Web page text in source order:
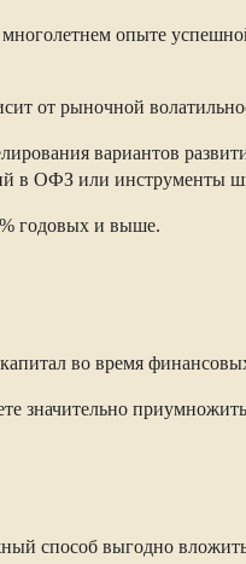
опыте
от рыночной
вариантов
в ОФЗ или инструменты
годовых и выше.
во время
значительно
способ выгодно вложить